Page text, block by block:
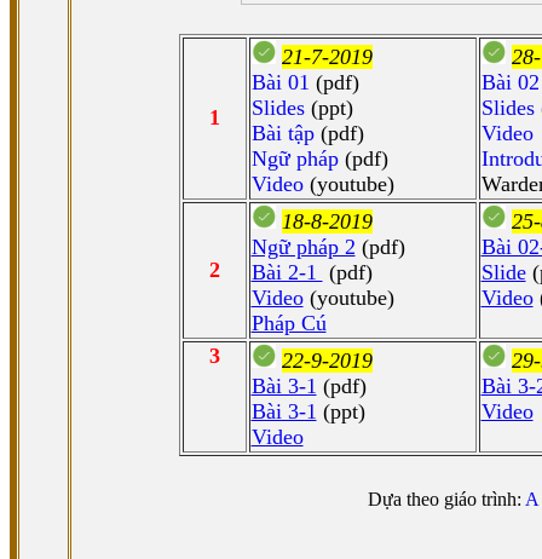
1
21-7-2019
Bài 01 (pdf)
Slides(ppt)
Bài tập(pdf)
Ngữ pháp(pdf)
Video(youtube)
Bài 02
Slides
Video
2
18-8-2019
Ngữ pháp 2 (pdf)
Bài 2-1 (pdf)
Video(youtube)
Pháp Cú
Bài
Slide
Video
3
22-9-2019
Bài 3-1 (pdf)
Bài 3-1 (ppt)
Video
Bài 3-
Video
Dựa theo giáo trình: A